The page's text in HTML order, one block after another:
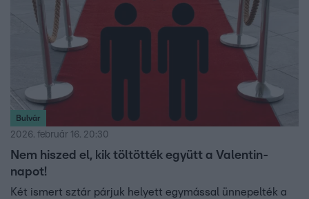
Bulvár
2026. február 16. 20:30
Nem hiszed el, kik töltötték együtt a Valentin-
napot!
Két ismert sztár párjuk helyett egymással ünnepelték a